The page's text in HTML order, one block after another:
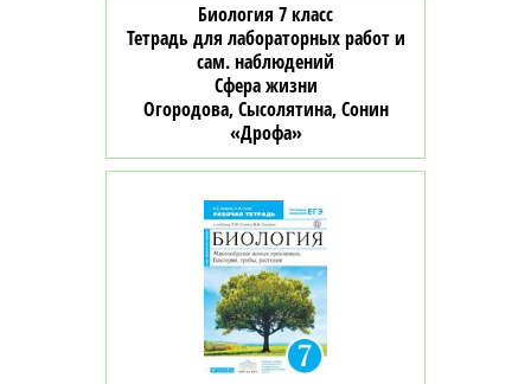
Биология 7 класс
Тетрадь для лабораторных работ и
сам. наблюдений
Сфера жизни
Огородова, Сысолятина, Сонин
«Дрофа»